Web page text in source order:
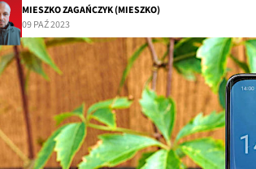
MIESZKO ZAGAŃCZYK (MIESZKO)
09 PAŹ 2023